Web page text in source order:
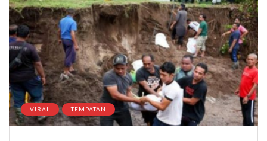
VIRAL TEMPATAN